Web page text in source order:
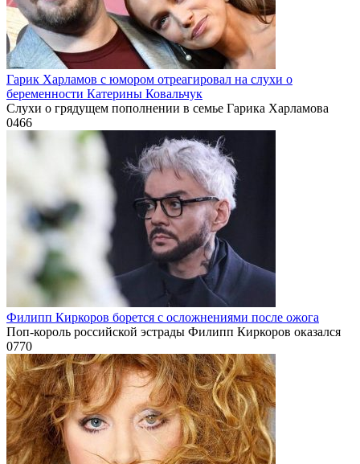
Гарик Харламов с юмором отреагировал на слухи о
беременности Катерины Ковальчук
Слухи о грядущем пополнении в семье Гарика Харламова
0466
Филипп Киркоров борется с осложнениями после ожога
Поп-король российской эстрады Филипп Киркоров оказался
0770